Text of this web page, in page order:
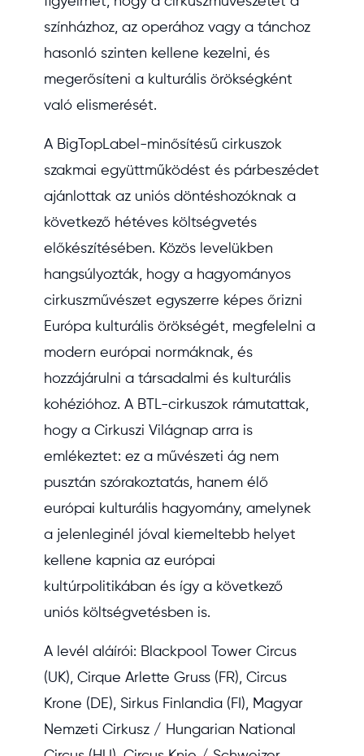
színházhoz, az operához vagy a tánchoz
hasonló szinten kellene kezelni, és
megerősíteni a kulturális örökségként
való elismerését.
A BigTopLabel-minősítésű cirkuszok
szakmai együttműködést és párbeszédet
ajánlottak az uniós döntéshozóknak a
következő hétéves költségvetés
előkészítésében. Közös levelükben
hangsúlyozták, hogy a hagyományos
cirkuszművészet egyszerre képes őrizni
Európa kulturális örökségét, megfelelni a
modern európai normáknak, és
hozzájárulni a társadalmi és kulturális
kohézióhoz. A BTL-cirkuszok rámutattak,
hogy a Cirkuszi Világnap arra is
emlékeztet: ez a művészeti ág nem
pusztán szórakoztatás, hanem élő
európai kulturális hagyomány, amelynek
a jelenleginél jóval kiemeltebb helyet
kellene kapnia az európai
kultúrpolitikában és így a következő
uniós költségvetésben is.
A levél aláírói: Blackpool Tower Circus
(UK), Cirque Arlette Gruss (FR), Circus
Krone (DE), Sirkus Finlandia (FI), Magyar
Nemzeti Cirkusz / Hungarian National